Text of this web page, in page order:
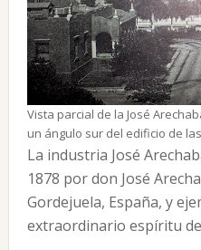
Vista parcial de la José
un ángulo sur del edificio de
La industria José
1878 por don José
Gordejuela, España, y
extraordinario espíritu